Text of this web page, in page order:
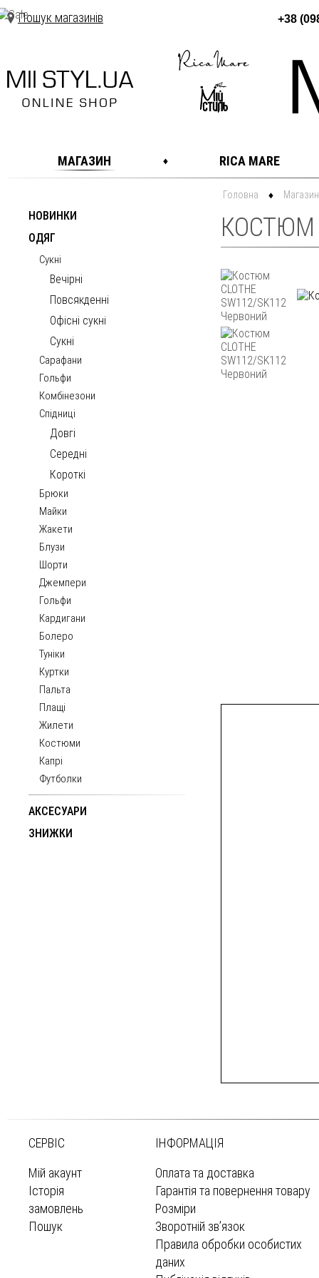
Пошук магазинів +38
МАГАЗИН RICA MARE
НОВИНКИ
ОДЯГ
Сукні
Вечірні
Повсякденні
Офісні сукні
Сукні
Сарафани
Гольфи
Комбінезони
Спідниці
Довгі
Середні
Короткі
Брюки
Майки
Жакети
Блузи
Шорти
Джемпери
Гольфи
Кардигани
Болеро
Туніки
Куртки
Пальта
Плащі
Жилети
Костюми
Капрі
Футболки
АКСЕСУАРИ
ЗНИЖКИ
Головна Магазин
КОСТЮМ
СЕРВІС
Мій акаунт
Історія
замовлень
Пошук
ІНФОРМАЦІЯ
Оплата та доставка
Гарантія та повернення товару
Розміри
Зворотній зв’язок
Правила обробки особистих
даних